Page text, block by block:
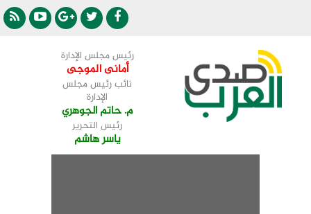
رئيس مجلس الإدارة
أمانى الموجى
نائب رئيس مجلس
الإدارة
م. حاتم الجوهري
رئيس التحرير
ياسر هاشم